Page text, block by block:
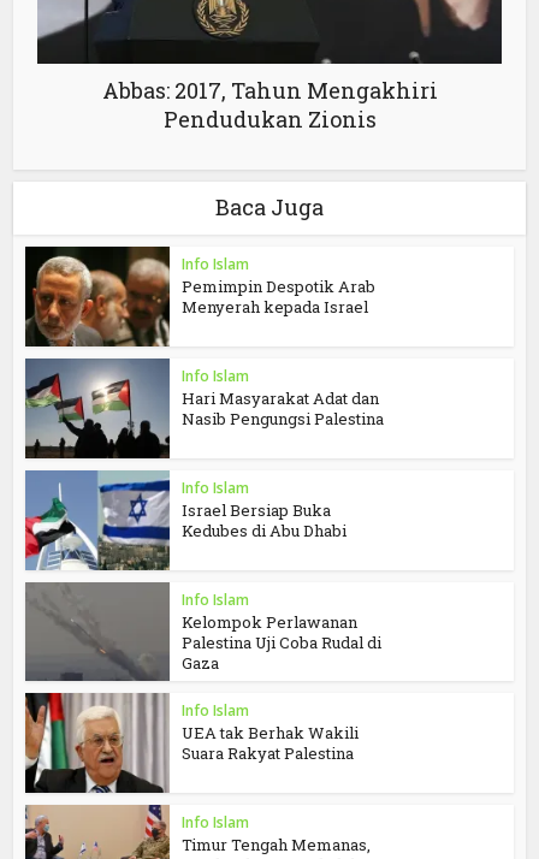
Abbas: 2017, Tahun Mengakhiri
Pendudukan Zionis
Baca Juga
Info Islam
Pemimpin Despotik Arab
Menyerah kepada Israel
Info Islam
Hari Masyarakat Adat dan
Nasib Pengungsi Palestina
Info Islam
Israel Bersiap Buka
Kedubes di Abu Dhabi
Info Islam
Kelompok Perlawanan
Palestina Uji Coba Rudal di
Gaza
Info Islam
UEA tak Berhak Wakili
Suara Rakyat Palestina
Info Islam
Timur Tengah Memanas,